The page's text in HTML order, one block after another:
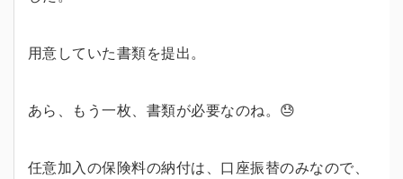
用意していた書類を提出。
あら、もう一枚、書類が必要なのね。😓
任意加入の保険料の納付は、口座振替のみなので、